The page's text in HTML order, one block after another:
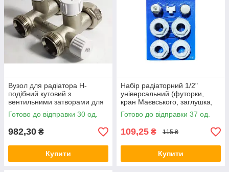
Вузол для радіатора Н-
подібний кутовий з
вентильними затворами для
1-2 трубних систем
3/4"Вx3/4" євроконус V&G
Готово до відправки 30 од.
982,30 ₴
Купити
Набір радіаторний 1/2"
універсальний (футорки,
кран Маєвського, заглушка,
ключ) Gross
Готово до відправки 37 од.
109,25 ₴ 115 ₴
Купити